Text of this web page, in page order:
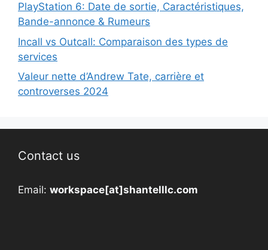
PlayStation 6: Date de sortie, Caractéristiques,
Bande-annonce & Rumeurs
Incall vs Outcall: Comparaison des types de
services
Valeur nette d’Andrew Tate, carrière et
controverses 2024
Contact us
Email: workspace[at]shantelllc.com